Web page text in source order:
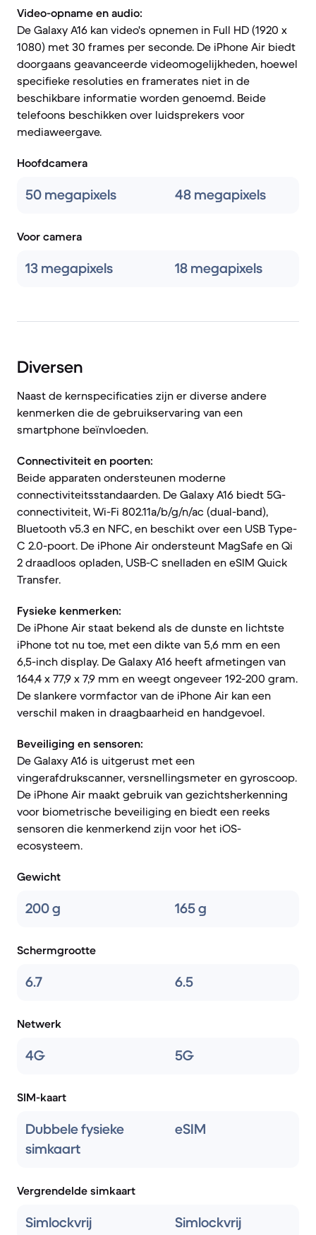
Video-opname en audio:
De Galaxy A16 kan video's opnemen in Full HD (1920 x
1080) met 30 frames per seconde. De iPhone Air biedt
doorgaans geavanceerde videomogelijkheden, hoewel
specifieke resoluties en framerates niet in de
beschikbare informatie worden genoemd. Beide
telefoons beschikken over luidsprekers voor
mediaweergave.
Hoofdcamera
50 megapixels 48 megapixels
Voor camera
13 megapixels 18 megapixels
Diversen
Naast de kernspecificaties zijn er diverse andere
kenmerken die de gebruikservaring van een
smartphone beïnvloeden.
Connectiviteit en poorten:
Beide apparaten ondersteunen moderne
connectiviteitsstandaarden. De Galaxy A16 biedt 5G-
connectiviteit, Wi-Fi 802.11a/b/g/n/ac (dual-band),
Bluetooth v5.3 en NFC, en beschikt over een USB Type-
C 2.0-poort. De iPhone Air ondersteunt MagSafe en Qi
2 draadloos opladen, USB-C snelladen en eSIM Quick
Transfer.
Fysieke kenmerken:
De iPhone Air staat bekend als de dunste en lichtste
iPhone tot nu toe, met een dikte van 5,6 mm en een
6,5-inch display. De Galaxy A16 heeft afmetingen van
164,4 x 77,9 x 7,9 mm en weegt ongeveer 192-200 gram.
De slankere vormfactor van de iPhone Air kan een
verschil maken in draagbaarheid en handgevoel.
Beveiliging en sensoren:
De Galaxy A16 is uitgerust met een
vingerafdrukscanner, versnellingsmeter en gyroscoop.
De iPhone Air maakt gebruik van gezichtsherkenning
voor biometrische beveiliging en biedt een reeks
sensoren die kenmerkend zijn voor het iOS-
ecosysteem.
Gewicht
200 g 165 g
Schermgrootte
6.7 6.5
Netwerk
4G 5G
SIM-kaart
Dubbele fysieke
simkaart
eSIM
Vergrendelde simkaart
Simlockvrij Simlockvrij